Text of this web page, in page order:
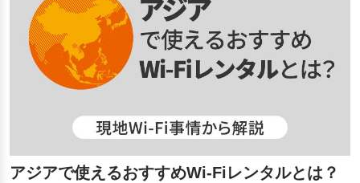
アジアで使えるおすすめWi-Fiレンタルとは？